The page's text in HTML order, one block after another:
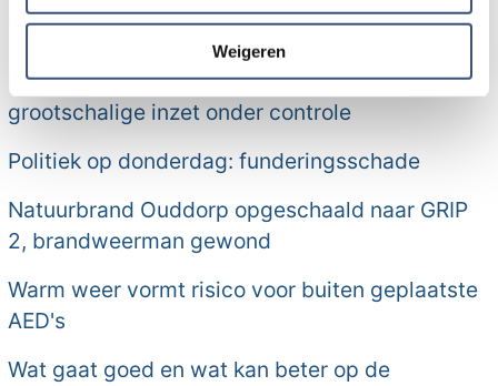
informatie die u aan ze heeft verstrekt of die ze hebben
verzameld op basis van uw gebruik van hun services.
Weigeren
Overflakkee:
Natuurbrand in duingebied Ouddorp na
grootschalige inzet onder controle
Politiek op donderdag: funderingsschade
Natuurbrand Ouddorp opgeschaald naar GRIP
2, brandweerman gewond
Warm weer vormt risico voor buiten geplaatste
AED's
Wat gaat goed en wat kan beter op de